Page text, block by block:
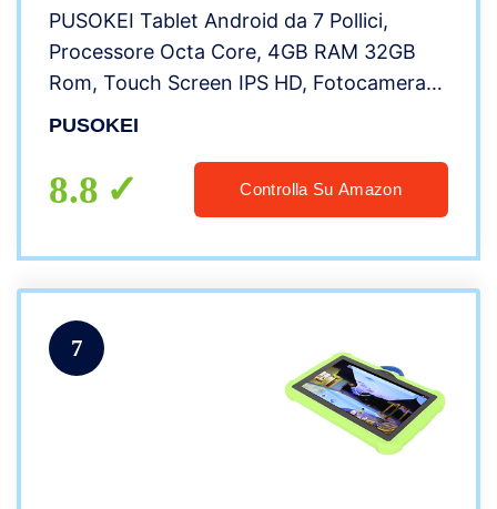
PUSOKEI Tablet Android da 7 Pollici,
Processore Octa Core, 4GB RAM 32GB
Rom, Touch Screen IPS HD, Fotocamera
5MP, Slot Dual SIM, Bluetooth 5.0, WiFi
PUSOKEI
8.8 Controlla Su Amazon
7